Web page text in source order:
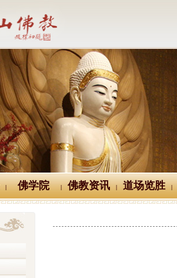
| 佛学院 | 佛教资讯 | 道场览胜 |